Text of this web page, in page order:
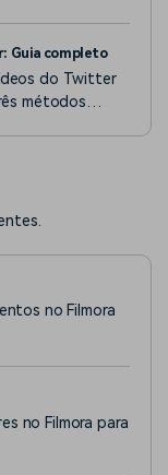
Guia completo
do Twitter
métodos
no Filmora
no Filmora para